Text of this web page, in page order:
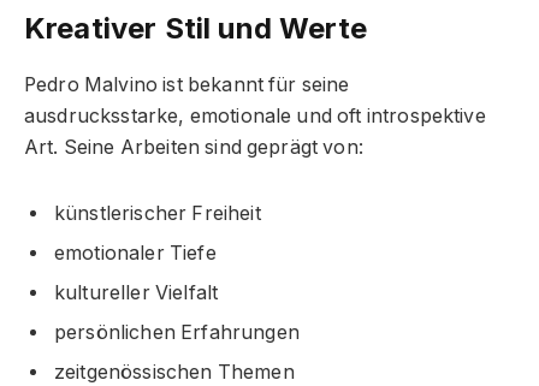
Kreativer Stil und Werte
Pedro Malvino ist bekannt für seine
ausdrucksstarke, emotionale und oft introspektive
Art. Seine Arbeiten sind geprägt von:
künstlerischer Freiheit
emotionaler Tiefe
kultureller Vielfalt
persönlichen Erfahrungen
zeitgenössischen Themen